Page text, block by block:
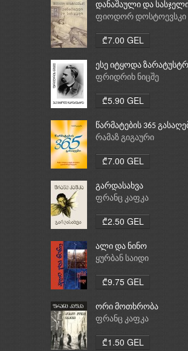
დანაშაული და
ფიოდორ დოსტოევსკი
₾7.00 GEL
ესე იტყოდა
ფრიდრიხ ნიცშე
₾5.90 GEL
წარმატების 365
რამაზ გიგაური
₾7.00 GEL
გარდასახვა
ფრანც კაფკა
₾2.50 GEL
ალი და ნინო
ყურბან საიდი
₾9.75 GEL
ორი მოთხრობა
ფრანც კაფკა
₾1.50 GEL